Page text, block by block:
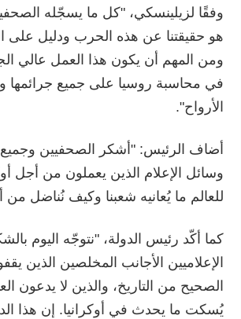
وفقًا لزيلينسكي، "كل ما يسجّله
هو حقيقتنا عن هذه الحرب ودليل على
ومن المهم أن يكون هذا العمل عالي
في محاسبة روسيا على جميع جرائمها
الأرواح".
أضاف الرئيس: "أشكر الصحفيين وجميع
وسائل الإعلام الذين يعملون من أجل
للعالم ما يُعانيه شعبنا وكيف نُناضل من
كما أكّد رئيس الدولة، "نتوجّه اليوم
الإعلاميين الأجانب المخلصين الذين
الصحيح من التاريخ، والذين لا يدعون
يُسكت ما يحدث في أوكرانيا. إن هذا